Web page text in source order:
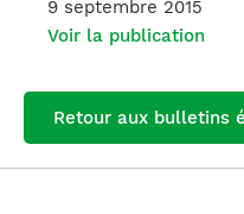
9 septembre 2015
Voir la publication
Retour aux bulletins